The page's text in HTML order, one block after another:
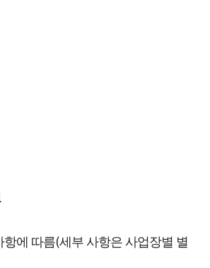
에 따름(세부 사항은 사업장별 별